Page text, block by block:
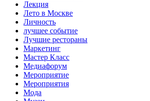
Лекция
Лето в Москве
Личность
лучшее событие
Лучшие рестораны
Маркетинг
Мастер Класс
Медиафорум
Мероприятие
Мероприятия
Мода